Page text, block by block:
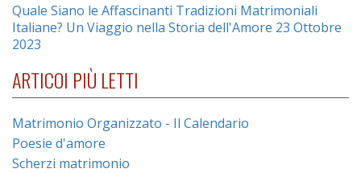
Quale Siano le Affascinanti Tradizioni Matrimoniali
Italiane? Un Viaggio nella Storia dell'Amore 23 Ottobre
2023
ARTICOI PIÙ LETTI
Matrimonio Organizzato - Il Calendario
Poesie d'amore
Scherzi matrimonio